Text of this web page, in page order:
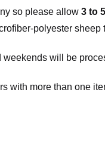
so please allow 3 to
polyester
will be
with more than one